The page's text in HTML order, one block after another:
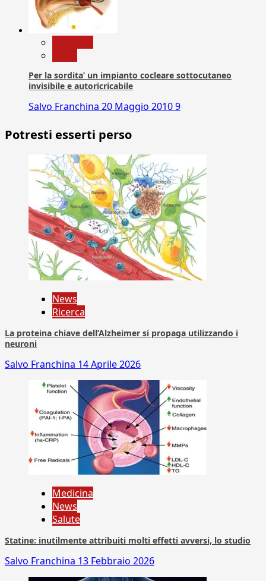
Per la sordita’ un impianto cocleare sottocutaneo
invisibile e autoricricabile
Salvo Franchina 20 Maggio 20109
Potresti esserti perso
News
Ricerca
La proteina chiave dell’Alzheimer si propaga utilizzando i
neuroni
Salvo Franchina 14 Aprile 2026
Medicina
News
Salute
Statine: inutilmente attribuiti molti effetti avversi, lo studio
Salvo Franchina 13 Febbraio 2026